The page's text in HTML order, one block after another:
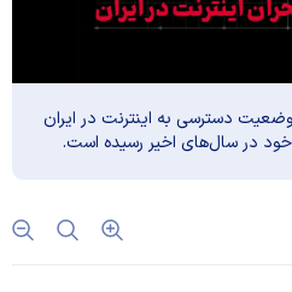
دسترسی به اینترنت در ایران
خود در سال‌های اخیر رسیده است.